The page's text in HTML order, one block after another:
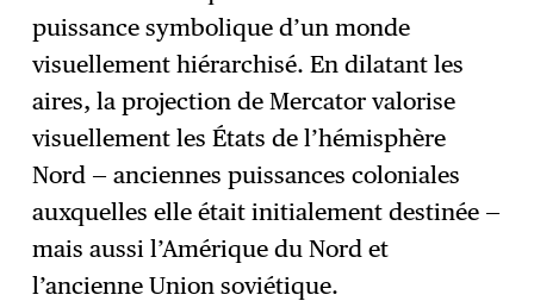
puissance symbolique d’un monde
visuellement hiérarchisé. En dilatant les
aires, la projection de Mercator valorise
visuellement les États de l’hémisphère
Nord — anciennes puissances coloniales
auxquelles elle était initialement destinée —
mais aussi l’Amérique du Nord et
l’ancienne Union soviétique.